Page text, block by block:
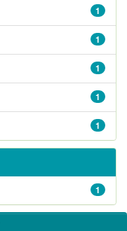
1
1
1
1
1
1